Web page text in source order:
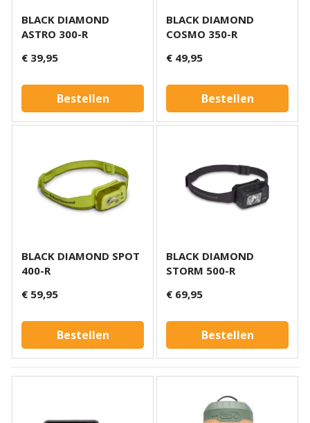
BLACK DIAMOND
ASTRO 300-R
€ 39,95
Bestellen
BLACK DIAMOND
COSMO 350-R
€ 49,95
Bestellen
BLACK DIAMOND SPOT
400-R
€ 59,95
Bestellen
BLACK DIAMOND
STORM 500-R
€ 69,95
Bestellen